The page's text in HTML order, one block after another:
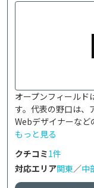
オープンフィールド
す。代表の野口は、
Webデザイナーなど
もっと見る
クチコミ1件
対応エリア関東／中